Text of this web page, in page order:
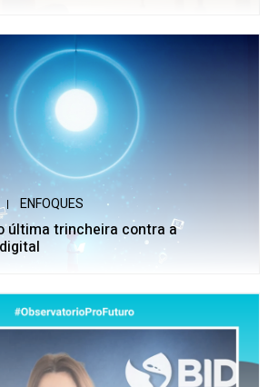
ENFOQUES
última trincheira contra a